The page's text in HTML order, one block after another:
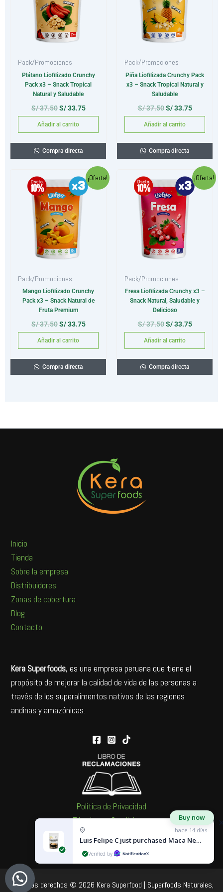
Pack/Promociones
Plátano Liofilizado Crunchy
Pack x3 – Snack Tropical
Natural y Saludable
S/37.50 S/33.75
Añadir al carrito
Compra directa
Pack/Promociones
Piña Liofilizada Crunchy Pack
x3 – Snack Tropical Natural y
Saludable
S/37.50 S/33.75
Añadir al carrito
Compra directa
¡Oferta!
Pack/Promociones
Mango Liofilizado Crunchy
Pack x3 – Snack Natural de
Fruta Premium
S/37.50
precio
original
era:
S/ 37.50.
S/33.75
El
precio
actual
Añadir al carrito
Compra directa
¡Oferta!
Pack/Promociones
Fresa Liofilizada Crunchy x3 –
Snack Natural, Saludable y
Delicioso
S/37.50
precio
original
era:
S/ 37.50.
S/33.75
El
precio
actual
Añadir al carrito
Compra directa
Inicio
Tienda
Sobre la empresa
Distribuidores
Zonas de cobertura
Blog
Contacto
Kera Superfoods, es una empresa peruana que tiene el
propósito de mejorar la calidad de vida de las personas a
través de los superalimentos nativos de las regiones
andinas y amazónicas.
Política de Privacidad
Términos y Condiciones
Política de Cookies
Todos los derechos © 2026 Kera Superfood | Superfoods Naturales,
hace 14 días
Luis Felipe C just purchased Maca Negra - 1 kg
by
Buy now